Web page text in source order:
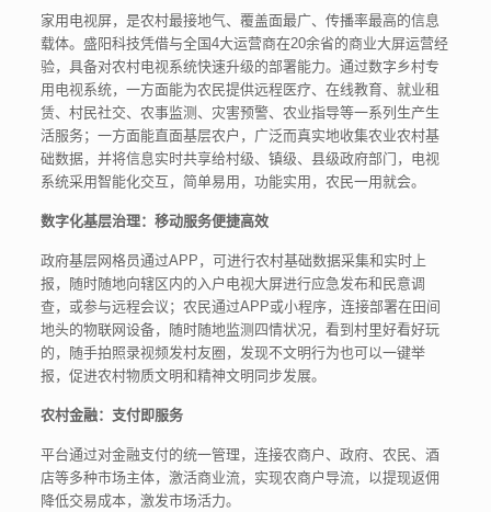
家用电视屏，是农村最接地气、覆盖面最广、传播率最高的信息
载体。盛阳科技凭借与全国4大运营商在20余省的商业大屏运营经
验，具备对农村电视系统快速升级的部署能力。通过数字乡村专
用电视系统，一方面能为农民提供远程医疗、在线教育、就业租
赁、村民社交、农事监测、灾害预警、农业指导等一系列生产生
活服务；一方面能直面基层农户，广泛而真实地收集农业农村基
础数据，并将信息实时共享给村级、镇级、县级政府部门，电视
系统采用智能化交互，简单易用，功能实用，农民一用就会。
数字化基层治理：移动服务便捷高效
政府基层网格员通过APP，可进行农村基础数据采集和实时上
报，随时随地向辖区内的入户电视大屏进行应急发布和民意调
查，或参与远程会议；农民通过APP或小程序，连接部署在田间
地头的物联网设备，随时随地监测四情状况，看到村里好看好玩
的，随手拍照录视频发村友圈，发现不文明行为也可以一键举
报，促进农村物质文明和精神文明同步发展。
农村金融：支付即服务
平台通过对金融支付的统一管理，连接农商户、政府、农民、酒
店等多种市场主体，激活商业流，实现农商户导流，以提现返佣
降低交易成本，激发市场活力。